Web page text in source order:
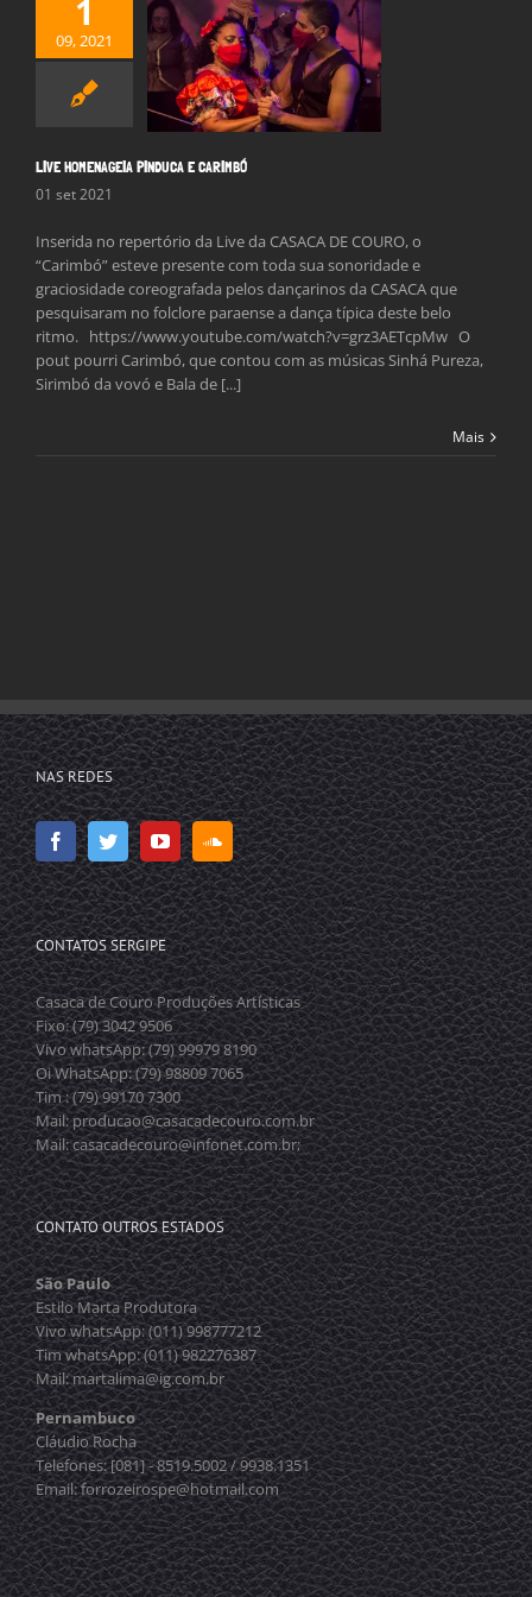
1
09, 2021
E CARIMBÓ
LIVE HOMENAGEIA PINDUCA E CARIMBÓ
01 set 2021
Inserida no repertório da Live da CASACA DE COURO, o
“Carimbó” esteve presente com toda sua sonoridade e
graciosidade coreografada pelos dançarinos da CASACA que
pesquisaram no folclore paraense a dança típica deste belo
ritmo. https://www.youtube.com/watch?v=grz3AETcpMw O
pout pourri Carimbó, que contou com as músicas Sinhá Pureza,
Sirimbó da vovó e Bala de [...]
Mais
NAS REDES
CONTATOS SERGIPE
Casaca de Couro Produções Artísticas
Fixo: (79) 3042 9506
Vivo whatsApp: (79) 99979 8190
Oi WhatsApp: (79) 98809 7065
Tim : (79) 99170 7300
Mail: producao@casacadecouro.com.br
Mail: casacadecouro@infonet.com.br;
CONTATO OUTROS ESTADOS
São Paulo
Estilo Marta Produtora
Vivo whatsApp: (011) 998777212
Tim whatsApp: (011) 982276387
Mail: martalima@ig.com.br
Pernambuco
Cláudio Rocha
Telefones: [081] - 8519.5002 / 9938.1351
Email: forrozeirospe@hotmail.com